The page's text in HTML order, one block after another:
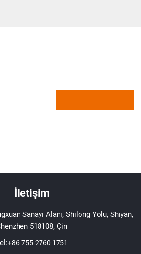
İletişim
Sanayi Alanı, Shilong Yolu, Shiyan,
518108, Çin
+86-755-2760 1751